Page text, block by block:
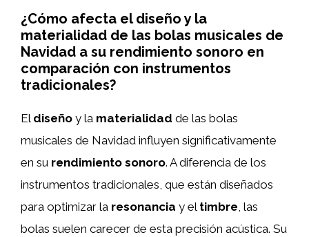
¿Cómo afecta el diseño y la
materialidad de las bolas musicales de
Navidad a su rendimiento sonoro en
comparación con instrumentos
tradicionales?
El diseño y la materialidad de las bolas
musicales de Navidad influyen significativamente
en su rendimiento sonoro. A diferencia de los
instrumentos tradicionales, que están diseñados
para optimizar la resonancia y el timbre, las
bolas suelen carecer de esta precisión acústica. Su